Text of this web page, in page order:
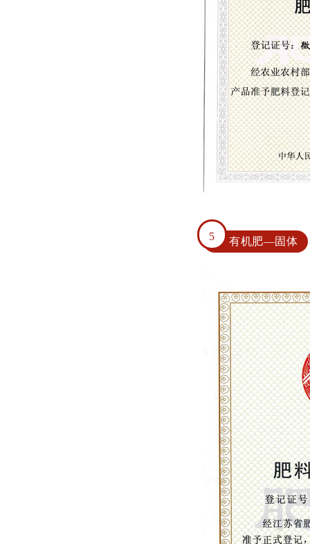
5 有机肥—固体